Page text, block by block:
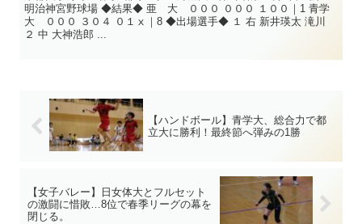
明治神宮野球場 ◆結果◆ 亜 大 ０００ ０００ １００｜1 青学
大 ０００ ３０４ ０１ⅹ｜8 ◆出場選手◆ １ 右 新井瑛太 滝川
２ 中 大神浩郎 ...
【ハンドボール】青学大、総合力で都
立大に勝利！最終節へ弾みの1勝
【女子バレー】日女体大とフルセット
の激闘に惜敗…8位で春季リーグの幕を
閉じる。